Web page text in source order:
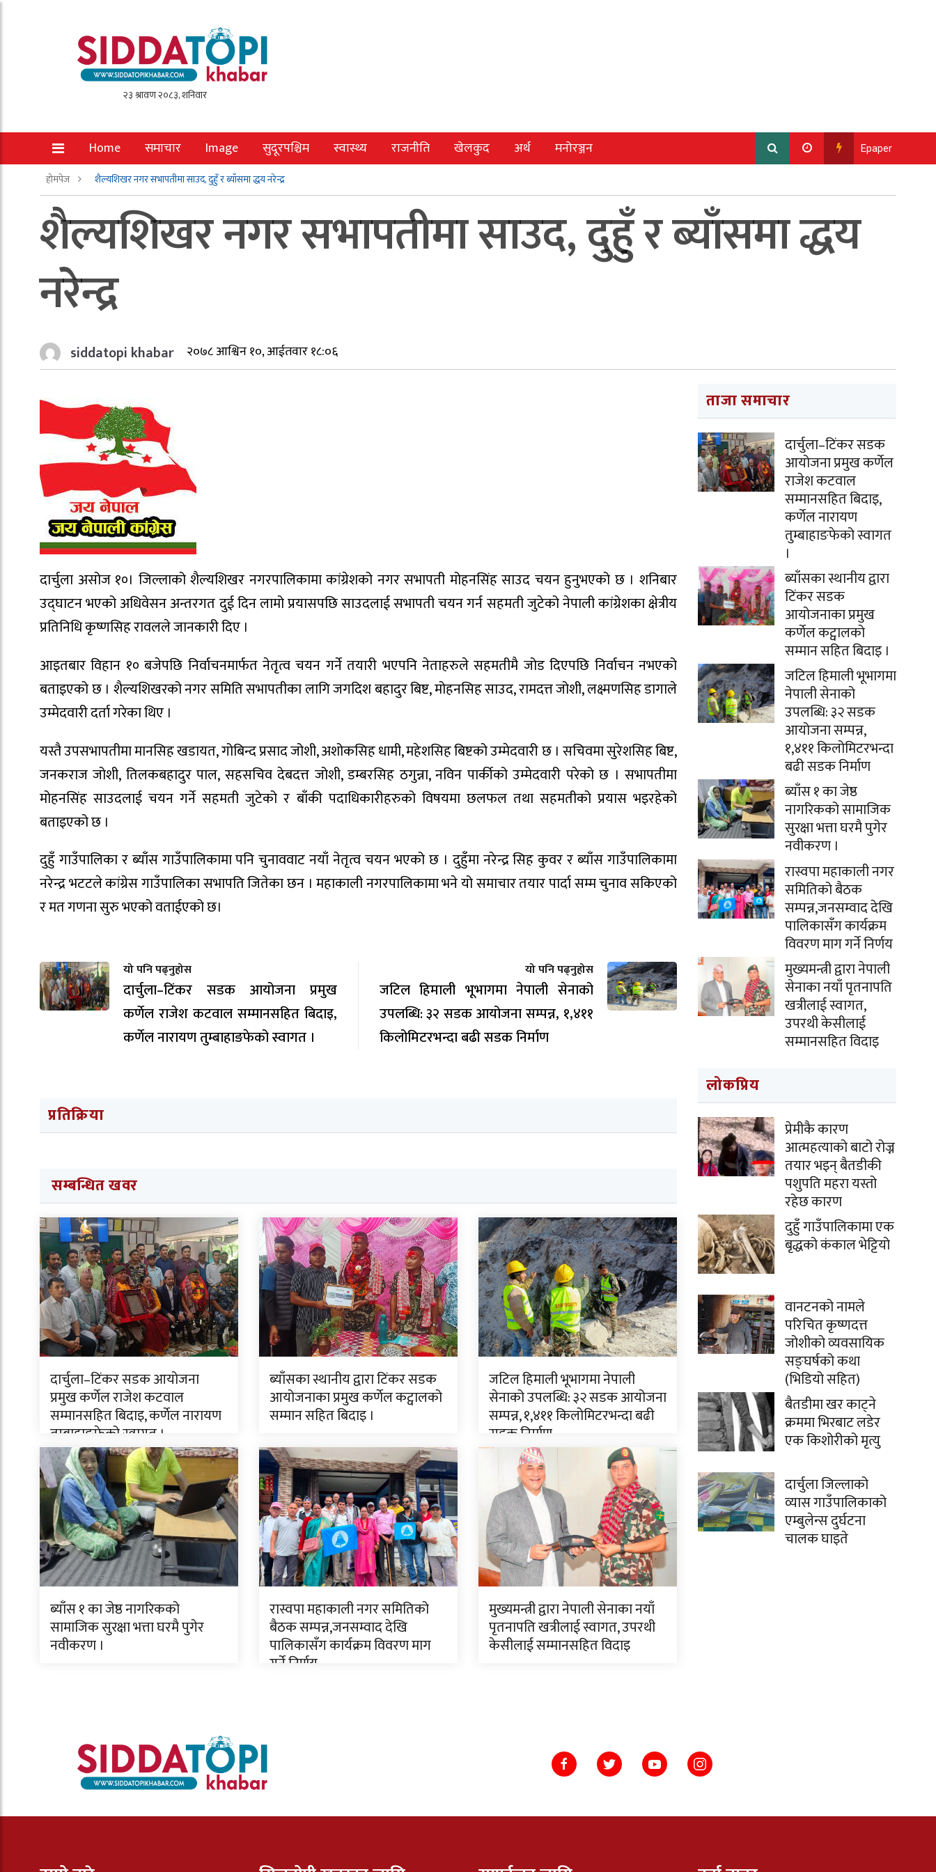
Home समाचार Image सुदूरपश्चिम स्वास्थ्य राजनीति खेलकुद अर्थ मनोरञ्जन Epaper
होमपेज शैल्यशिखर नगर सभापतीमा साउद, दुहुँ र ब्याँसमा द्धय नरेन्द्र
शैल्यशिखर नगर सभापतीमा साउद, दुहुँ र ब्याँसमा द्धय
नरेन्द्र
siddatopi khabar २०७८ आश्विन १०, आईतवार १८:०६
दार्चुला असोज १०। जिल्लाको शैल्यशिखर नगरपालिकामा कांग्रेशको नगर सभापती मोहनसिंह साउद चयन हुनुभएको छ । शनिबार
उद्घाटन भएको अधिवेसन अन्तरगत दुई दिन लामो प्रयासपछि साउदलाई सभापती चयन गर्न सहमती जुटेको नेपाली कांग्रेशका क्षेत्रीय
प्रतिनिधि कृष्णसिह रावलले जानकारी दिए ।
आइतबार विहान १० बजेपछि निर्वाचनमार्फत नेतृत्व चयन गर्ने तयारी भएपनि नेताहरुले सहमतीमै जोड दिएपछि निर्वाचन नभएको
बताइएको छ । शैल्यशिखरको नगर समिति सभापतीका लागि जगदिश बहादुर बिष्ट, मोहनसिह साउद, रामदत्त जोशी, लक्ष्मणसिह डागाले
उम्मेदवारी दर्ता गरेका थिए ।
यस्तै उपसभापतीमा मानसिह खडायत, गोबिन्द प्रसाद जोशी, अशोकसिह धामी, महेशसिह बिष्टको उम्मेदवारी छ । सचिवमा सुरेशसिह बिष्ट,
जनकराज जोशी, तिलकबहादुर पाल, सहसचिव देबदत्त जोशी, डम्बरसिह ठगुन्ना, नविन पार्कीको उम्मेदवारी परेको छ । सभापतीमा
मोहनसिंह साउदलाई चयन गर्ने सहमती जुटेको र बाँकी पदाधिकारीहरुको विषयमा छलफल तथा सहमतीको प्रयास भइरहेको
बताइएको छ ।
दुहुँ गाउँपालिका र ब्याँस गाउँपालिकामा पनि चुनाववाट नयाँ नेतृत्व चयन भएको छ । दुहुँमा नरेन्द्र सिह कुवर र ब्याँस गाउँपालिकामा
नरेन्द्र भटटले कांग्रेस गाउँपालिका सभापति जितेका छन । महाकाली नगरपालिकामा भने यो समाचार तयार पार्दा सम्म चुनाव सकिएको
र मत गणना सुरु भएको वताईएको छ।
यो पनि पढ्नुहोस
दार्चुला–टिंकर सडक आयोजना प्रमुख
कर्णेल राजेश कटवाल सम्मानसहित बिदाइ,
कर्णेल नारायण तुम्बाहाङफेको स्वागत ।
यो पनि पढ्नुहोस
जटिल हिमाली भूभागमा नेपाली सेनाको
उपलब्धि: ३२ सडक आयोजना सम्पन्न, १,४११
किलोमिटरभन्दा बढी सडक निर्माण
प्रतिक्रिया
सम्बन्धित खवर
दार्चुला–टिंकर सडक आयोजना
प्रमुख कर्णेल राजेश कटवाल
सम्मानसहित बिदाइ, कर्णेल नारायण
तुम्बाहाङफेको स्वागत ।
ब्याँसका स्थानीय द्वारा टिंकर सडक
आयोजनाका प्रमुख कर्णेल कट्वालको
सम्मान सहित बिदाइ ।
जटिल हिमाली भूभागमा नेपाली
सेनाको उपलब्धि: ३२ सडक आयोजना
सम्पन्न, १,४११ किलोमिटरभन्दा बढी
सडक निर्माण
ब्याँस १ का जेष्ठ नागरिकको
सामाजिक सुरक्षा भत्ता घरमै पुगेर
नवीकरण ।
रास्वपा महाकाली नगर समितिको
बैठक सम्पन्न,जनसम्वाद देखि
पालिकासँग कार्यक्रम विवरण माग
गर्ने निर्णय
मुख्यमन्त्री द्वारा नेपाली सेनाका नयाँ
पृतनापति खत्रीलाई स्वागत, उपरथी
केसीलाई सम्मानसहित विदाइ
ताजा समाचार
दार्चुला–टिंकर सडक
आयोजना प्रमुख कर्णेल
राजेश कटवाल
सम्मानसहित बिदाइ,
कर्णेल नारायण
तुम्बाहाङफेको स्वागत
।
ब्याँसका स्थानीय द्वारा
टिंकर सडक
आयोजनाका प्रमुख
कर्णेल कट्वालको
सम्मान सहित बिदाइ ।
जटिल हिमाली भूभागमा
नेपाली सेनाको
उपलब्धि: ३२ सडक
आयोजना सम्पन्न,
१,४११ किलोमिटरभन्दा
बढी सडक निर्माण
ब्याँस १ का जेष्ठ
नागरिकको सामाजिक
सुरक्षा भत्ता घरमै पुगेर
नवीकरण ।
रास्वपा महाकाली नगर
समितिको बैठक
सम्पन्न,जनसम्वाद देखि
पालिकासँग कार्यक्रम
विवरण माग गर्ने निर्णय
मुख्यमन्त्री द्वारा नेपाली
सेनाका नयाँ पृतनापति
खत्रीलाई स्वागत,
उपरथी केसीलाई
सम्मानसहित विदाइ
लोकप्रिय
प्रेमीकै कारण
आत्महत्याको बाटो रोज्न
तयार भइन् बैतडीकी
पशुपति महरा यस्तो
रहेछ कारण
दुहुँ गाउँपालिकामा एक
बृद्धको कंकाल भेट्टियो
वानटनको नामले
परिचित कृष्णदत्त
जोशीको व्यवसायिक
सङ्घर्षको कथा
(भिडियो सहित)
बैतडीमा खर काट्ने
क्रममा भिरबाट लडेर
एक किशोरीको मृत्यु
दार्चुला जिल्लाको
व्यास गाउँपालिकाको
एम्बुलेन्स दुर्घटना
चालक घाइते